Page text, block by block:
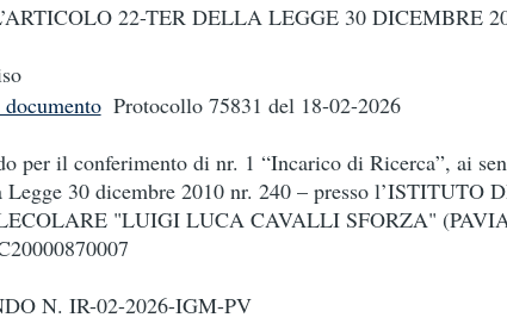
22-TER DELLA LEGGE 30 DICEMBRE
Protocollo 75831 del 18-02-2026
per il conferimento di nr. 1 “Incarico di Ricerca”, ai
Legge 30 dicembre 2010 nr. 240 – presso l’ISTITUTO
"LUIGI LUCA CAVALLI SFORZA"
N. IR-02-2026-IGM-PV